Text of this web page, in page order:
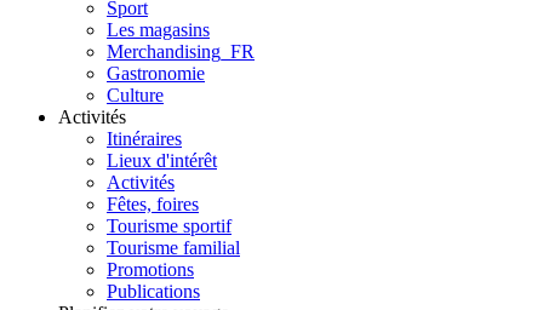
Sport
Les magasins
Merchandising_FR
Gastronomie
Culture
Activités
Itinéraires
Lieux d'intérêt
Activités
Fêtes, foires
Tourisme sportif
Tourisme familial
Promotions
Publications